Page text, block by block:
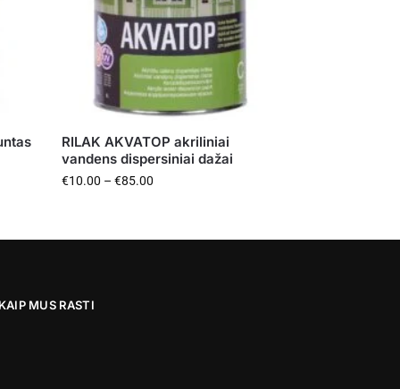
RILAK AKVATOP akriliniai
vandens dispersiniai dažai
€10.00 – €85.00
KAIP MUS RASTI